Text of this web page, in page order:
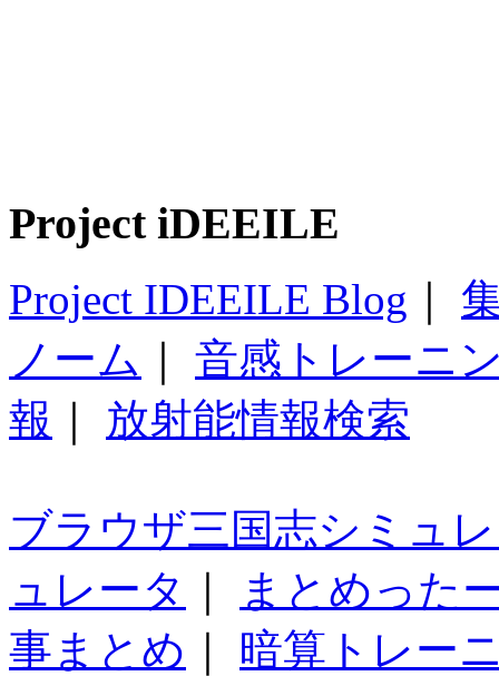
Project iDEEILE
Project IDEEILE Blog
ノーム
音感トレーニ
報
放射能情報検索
ブラウザ三国志シミュ
ュレータ
まとめった
事まとめ
暗算トレー